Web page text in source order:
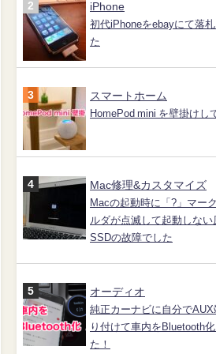
iPhone
初代iPhoneをebayにて落
た
スマートホーム
HomePod mini を壁掛けし
Mac修理&カスタマイズ
Macの起動時に「?」マー
ルダが点滅して起動しない
SSDの故障でした
オーディオ
純正カーナビに自分でAUX
り付けて車内をBluetooth
た！